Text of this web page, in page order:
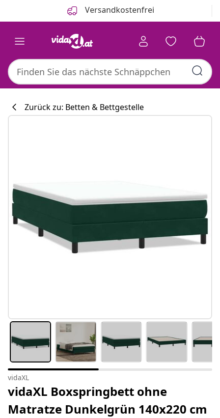
Versandkostenfrei
Zurück zu: Betten & Bettgestelle
vidaXL
vidaXL Boxspringbett ohne
Matratze Dunkelgrün 140x220 cm